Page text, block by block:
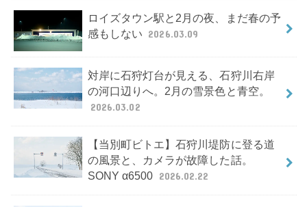
ロイズタウン駅と2月の夜、まだ春の予
感もしない 2026.03.09
対岸に石狩灯台が見える、石狩川右岸
の河口辺りへ。2月の雪景色と青空。
2026.03.02
【当別町ビトエ】石狩川堤防に登る道
の風景と、カメラが故障した話。
SONY α6500 2026.02.22